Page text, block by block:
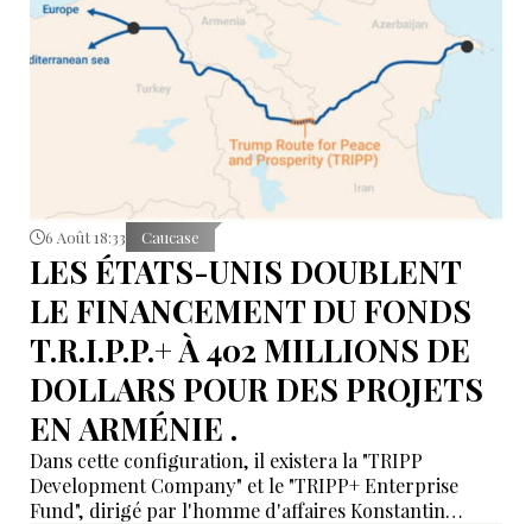
6 Août 18:33 Caucase
LES ÉTATS-UNIS DOUBLENT
LE FINANCEMENT DU FONDS
T.R.I.P.P.+ À 402 MILLIONS DE
DOLLARS POUR DES PROJETS
EN ARMÉNIE .
Dans cette configuration, il existera la "TRIPP
Development Company" et le "TRIPP+ Enterprise
Fund", dirigé par l'homme d'affaires Konstantin